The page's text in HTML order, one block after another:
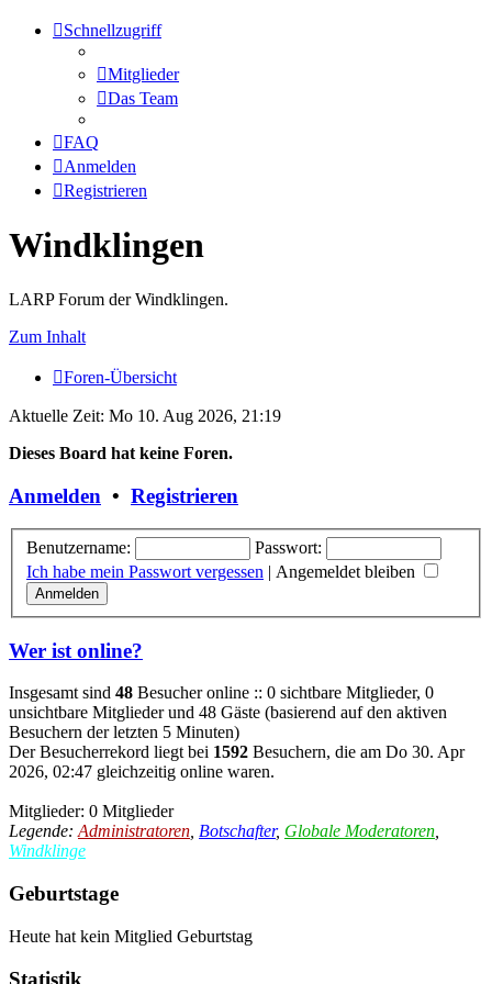
Schnellzugriff
Mitglieder
Das Team
FAQ
Anmelden
Registrieren
Windklingen
LARP Forum der Windklingen.
Zum Inhalt
Foren-Übersicht
Aktuelle Zeit: Mo 10. Aug 2026, 21:19
Dieses Board hat keine Foren.
Anmelden • Registrieren
Benutzername:
Passwort:
Ich habe mein Passwort vergessen | Angemeldet bleiben
Wer ist online?
Insgesamt sind 48 Besucher online :: 0 sichtbare Mitglieder, 0
unsichtbare Mitglieder und 48 Gäste (basierend auf den aktiven
Besuchern der letzten 5 Minuten)
Der Besucherrekord liegt bei 1592 Besuchern, die am Do 30. Apr
2026, 02:47 gleichzeitig online waren.
Mitglieder: 0 Mitglieder
Legende: Administratoren Botschafter, Globale Moderatoren
Windklinge
Geburtstage
Heute hat kein Mitglied Geburtstag
Statistik